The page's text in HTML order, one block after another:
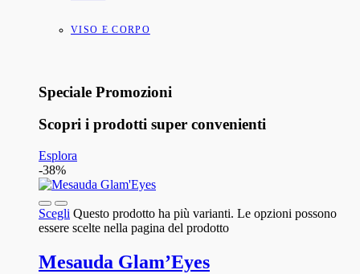
VISO E CORPO
Speciale Promozioni
Scopri i prodotti super convenienti
Esplora
-38%
Scegli Questo prodotto ha più varianti. Le opzioni possono
essere scelte nella pagina del prodotto
Mesauda Glam’Eyes